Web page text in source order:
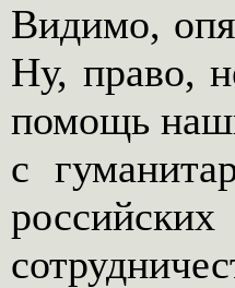
Видимо,
Ну, право,
помощь
с